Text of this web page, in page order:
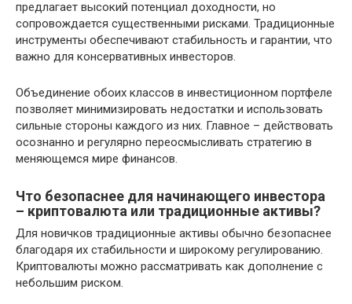
предлагает высокий потенциал доходности, но
сопровождается существенными рисками. Традиционные
инструменты обеспечивают стабильность и гарантии, что
важно для консервативных инвесторов.
Объединение обоих классов в инвестиционном портфеле
позволяет минимизировать недостатки и использовать
сильные стороны каждого из них. Главное – действовать
осознанно и регулярно переосмысливать стратегию в
меняющемся мире финансов.
Что безопаснее для начинающего инвестора
– криптовалюта или традиционные активы?
Для новичков традиционные активы обычно безопаснее
благодаря их стабильности и широкому регулированию.
Криптовалюты можно рассматривать как дополнение с
небольшим риском.